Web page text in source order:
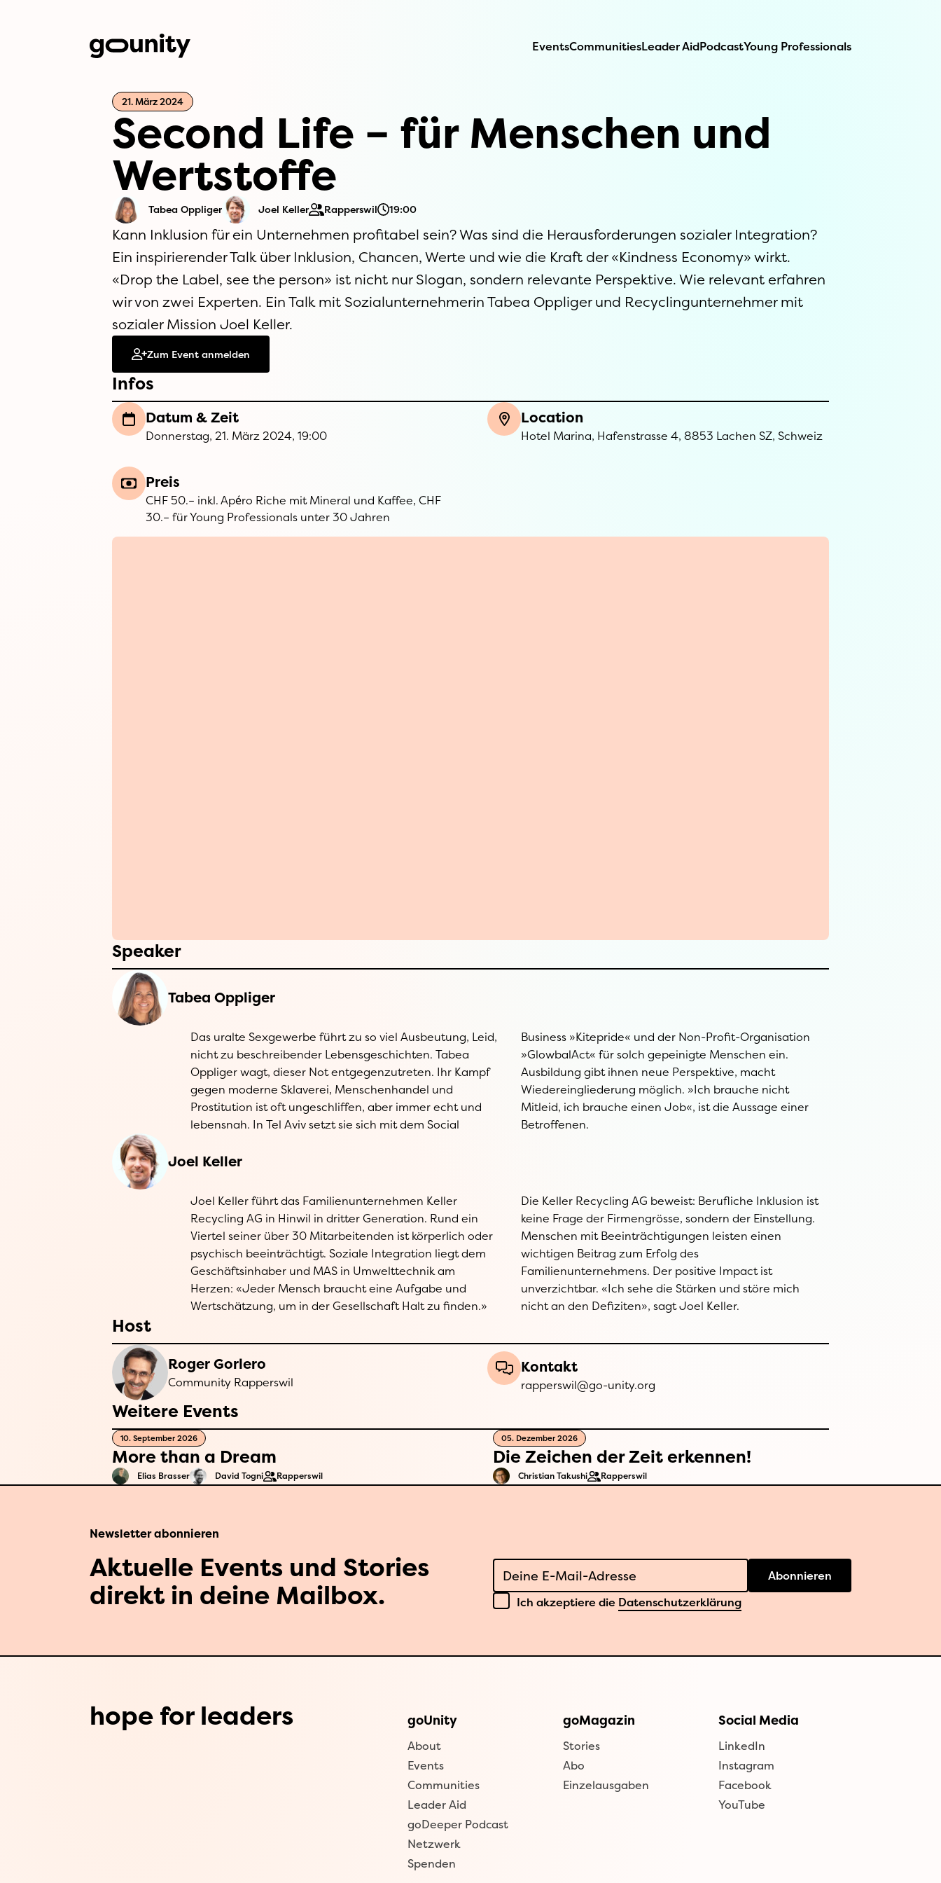
EventsCommunitiesLeader AidPodcastYoung Professionals
21. März 2024
Second Life – für Menschen und
Wertstoffe
Tabea Oppliger Joel Keller Rapperswil 19:00
Kann Inklusion für ein Unternehmen profitabel sein? Was sind die Herausforderungen sozialer Integration?
Ein inspirierender Talk über Inklusion, Chancen, Werte und wie die Kraft der «Kindness Economy» wirkt.
«Drop the Label, see the person» ist nicht nur Slogan, sondern relevante Perspektive. Wie relevant erfahren
wir von zwei Experten. Ein Talk mit Sozialunternehmerin Tabea Oppliger und Recyclingunternehmer mit
sozialer Mission Joel Keller.
Zum Event anmelden
Infos
Datum & Zeit
Donnerstag, 21. März 2024, 19:00
Location
Hotel Marina, Hafenstrasse 4, 8853 Lachen SZ, Schweiz
Preis
CHF 50.– inkl. Apéro Riche mit Mineral und Kaffee, CHF
30.– für Young Professionals unter 30 Jahren
Speaker
Tabea Oppliger
Das uralte Sexgewerbe führt zu so viel Ausbeutung, Leid,
nicht zu beschreibender Lebensgeschichten. Tabea
Oppliger wagt, dieser Not entgegenzutreten. Ihr Kampf
gegen moderne Sklaverei, Menschenhandel und
Prostitution ist oft ungeschliffen, aber immer echt und
lebensnah. In Tel Aviv setzt sie sich mit dem Social
Business »Kitepride« und der Non-Profit-Organisation
»GlowbalAct« für solch gepeinigte Menschen ein.
Ausbildung gibt ihnen neue Perspektive, macht
Wiedereingliederung möglich. »Ich brauche nicht
Mitleid, ich brauche einen Job«, ist die Aussage einer
Betroffenen.
Joel Keller
Joel Keller führt das Familienunternehmen Keller
Recycling AG in Hinwil in dritter Generation. Rund ein
Viertel seiner über 30 Mitarbeitenden ist körperlich oder
psychisch beeinträchtigt. Soziale Integration liegt dem
Geschäftsinhaber und MAS in Umwelttechnik am
Herzen: «Jeder Mensch braucht eine Aufgabe und
Wertschätzung, um in der Gesellschaft Halt zu finden.»
Die Keller Recycling AG beweist: Berufliche Inklusion ist
keine Frage der Firmengrösse, sondern der Einstellung.
Menschen mit Beeinträchtigungen leisten einen
wichtigen Beitrag zum Erfolg des
Familienunternehmens. Der positive Impact ist
unverzichtbar. «Ich sehe die Stärken und störe mich
nicht an den Defiziten», sagt Joel Keller.
Host
Roger Gorlero
Community Rapperswil
Kontakt
rapperswil@go-unity.org
Weitere Events
10. September 2026
More than a Dream
Elias Brasser David Togni Rapperswil
05. Dezember 2026
Die Zeichen der Zeit erkennen!
Christian Takushi Rapperswil
Newsletter abonnieren
Aktuelle Events und Stories
direkt in deine Mailbox.
E-Mail
Datenschutz
Ich akzeptiere die Datenschutzerklärung
Abonnieren
hope for leaders goUnity
About
Events
Communities
Leader Aid
goDeeper Podcast
Netzwerk
Spenden
goMagazin
Stories
Abo
Einzelausgaben
Social Media
LinkedIn
Instagram
Facebook
YouTube